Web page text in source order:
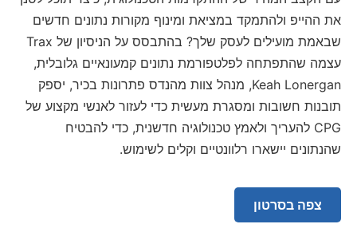
את ההייפ ולהתמקד במציאת ומינוף מקורות נתונים חדשים
שבאמת מועילים לעסק שלך? בהתבסס על הניסיון של Trax
עצמה שהתפתחה לפלטפורמת נתונים קמעונאיים גלובלית,
Keah Lonergan, מנהל צוות מהנדס פתרונות בכיר, יספק
תובנות חשובות ומסגרת מעשית כדי לעזור לאנשי מקצוע של
CPG להעריך ולאמץ טכנולוגיה חדשנית, כדי להבטיח
שהנתונים יישארו רלוונטיים וקלים לשימוש.
צפה בסרטון